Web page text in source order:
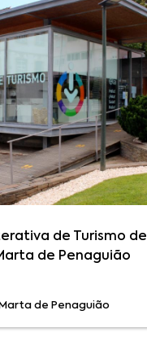
de Turismo de
de Penaguião
de Penaguião